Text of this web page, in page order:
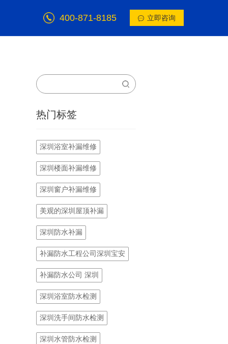
400-871-8185 立即咨询
热门标签
深圳浴室补漏维修
深圳楼面补漏维修
深圳窗户补漏维修
美观的深圳屋顶补漏
深圳防水补漏
补漏防水工程公司深圳宝安
补漏防水公司 深圳
深圳浴室防水检测
深圳洗手间防水检测
深圳水管防水检测